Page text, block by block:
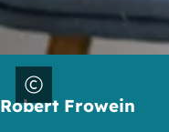
Robert Frowein